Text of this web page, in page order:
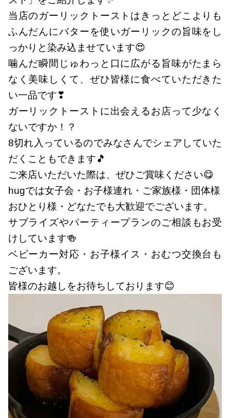
当店のガーリックトーストはきっとどこよりも
ふんだんにバターを使いガーリックの旨味をし
っかりと染み込ませています😍
噛んだ瞬間じゅわっと口に広がる旨味がたまら
なく美味しくて、ぜひ皆様に食べていただきた
い一品です❣
ガーリックトーストに出会えるお店って少なく
ないですか！？
8切れ入っているのでみなさんでシェアしていた
だくこともできます🎵
ご来店いただいた際は、ぜひご賞味ください😋
hugでは女子会・お子様連れ・ご家族様・団体様
おひとり様・どなたでも大歓迎でございます。
サプライズやパーティープランのご相談もお受
けしています🍻
ベビーカー対応・お子様イス・おむつ交換台も
ございます。
皆様のお越しをお待ちしております😊